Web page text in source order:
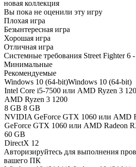
новая коллекция
Вы пока не оценили эту игру
Плохая игра
Безынтересная игра
Хорошая игра
Отличная игра
Системные требования Street Fighter 6
Минимальные
Рекомендуемые
Windows 10 (64-bit)Windows 10 (64-bit)
Intel Core i5-7500 или AMD Ryzen 3
AMD Ryzen 3 1200
8 GB 8 GB
NVIDIA GeForce GTX 1060 или AMD
GeForce GTX 1060 или AMD Radeon
60 GB
DirectX 12
Авторизируйтесь для выполнения
вашего ПК